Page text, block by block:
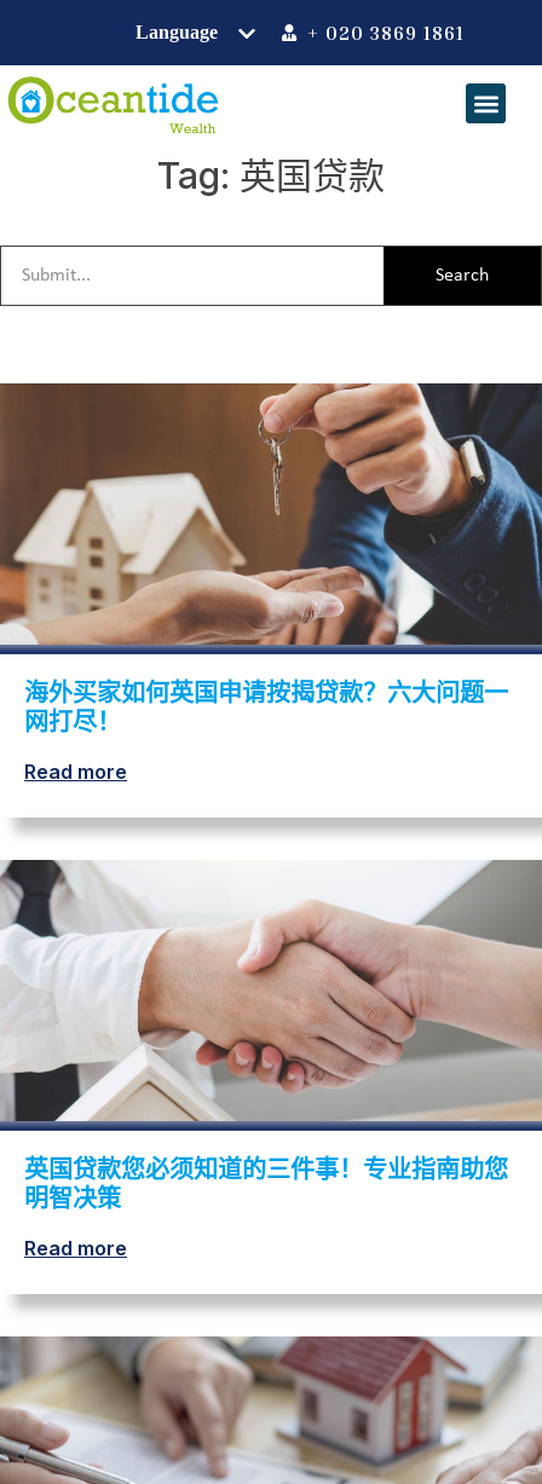
+ 020 3869 1861
Tag: 英国贷款
Search
海外买家如何英国申请按揭贷款？六大问题一
网打尽！
Read more
英国贷款您必须知道的三件事！专业指南助您
明智决策
Read more